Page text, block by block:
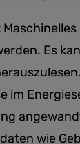
Es
im
wie